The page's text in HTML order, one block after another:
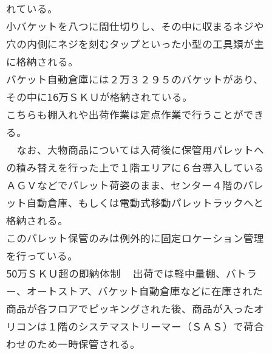
れている。
小バケットを八つに間仕切りし、その中に収まるネジや
穴の内側にネジを刻むタップといった小型の工具類が主
に格納される。
バケット自動倉庫には２万３２９５のバケットがあり、
その中に16万ＳＫＵが格納されている。
こちらも棚入れや出荷作業は定点作業で行うことができ
る。
なお、大物商品については入荷後に保管用パレットへ
の積み替えを行った上で１階エリアに６台導入している
ＡＧＶなどでパレット荷姿のまま、センター４階のパレ
ット自動倉庫、もしくは電動式移動パレットラックへと
格納される。
このパレット保管のみは例外的に固定ロケーション管理
を行っている。
50万ＳＫＵ超の即納体制 出荷では軽中量棚、バトラ
ー、オートストア、バケット自動倉庫などに在庫された
商品が各フロアでピッキングされた後、商品が入ったオ
リコンは１階のシステマストリーマー（ＳＡＳ）で荷合
わせのため一時保管される。